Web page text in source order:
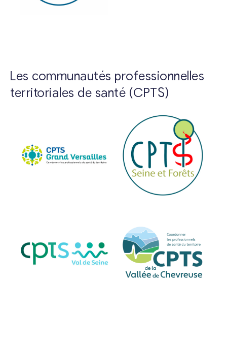
Les communautés professionnelles
territoriales de santé (CPTS)